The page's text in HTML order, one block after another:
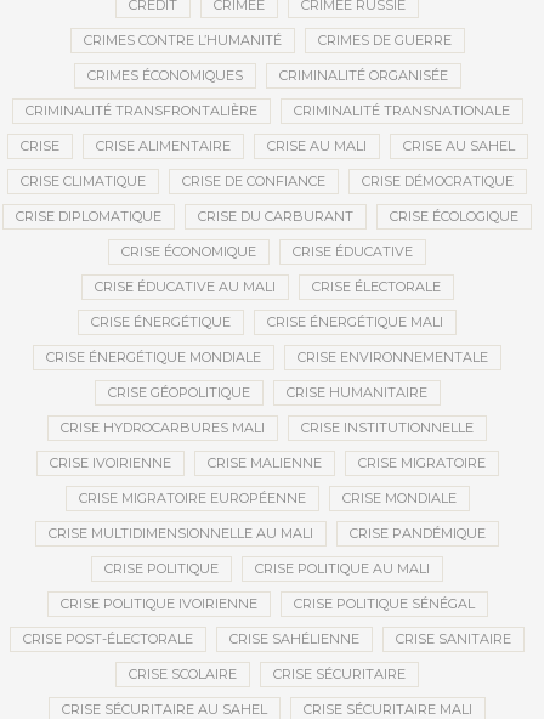
CRÉDIT CRIMÉE CRIMÉE RUSSIE
CRIMES CONTRE L’HUMANITÉ CRIMES DE GUERRE
CRIMES ÉCONOMIQUES CRIMINALITÉ ORGANISÉE
CRIMINALITÉ TRANSFRONTALIÈRE CRIMINALITÉ TRANSNATIONALE
CRISE CRISE ALIMENTAIRE CRISE AU MALI CRISE AU SAHEL
CRISE CLIMATIQUE CRISE DE CONFIANCE CRISE DÉMOCRATIQUE
CRISE DIPLOMATIQUE CRISE DU CARBURANT CRISE ÉCOLOGIQUE
CRISE ÉCONOMIQUE CRISE ÉDUCATIVE
CRISE ÉDUCATIVE AU MALI CRISE ÉLECTORALE
CRISE ÉNERGÉTIQUE CRISE ÉNERGÉTIQUE MALI
CRISE ÉNERGÉTIQUE MONDIALE CRISE ENVIRONNEMENTALE
CRISE GÉOPOLITIQUE CRISE HUMANITAIRE
CRISE HYDROCARBURES MALI CRISE INSTITUTIONNELLE
CRISE IVOIRIENNE CRISE MALIENNE CRISE MIGRATOIRE
CRISE MIGRATOIRE EUROPÉENNE CRISE MONDIALE
CRISE MULTIDIMENSIONNELLE AU MALI CRISE PANDÉMIQUE
CRISE POLITIQUE CRISE POLITIQUE AU MALI
CRISE POLITIQUE IVOIRIENNE CRISE POLITIQUE SÉNÉGAL
CRISE POST-ÉLECTORALE CRISE SAHÉLIENNE CRISE SANITAIRE
CRISE SCOLAIRE CRISE SÉCURITAIRE
CRISE SÉCURITAIRE AU SAHEL CRISE SÉCURITAIRE MALI